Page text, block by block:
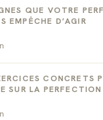
QUE VOTRE
EMPÊCHE D’AGIR
CONCRETS
SUR LA PERFECTION